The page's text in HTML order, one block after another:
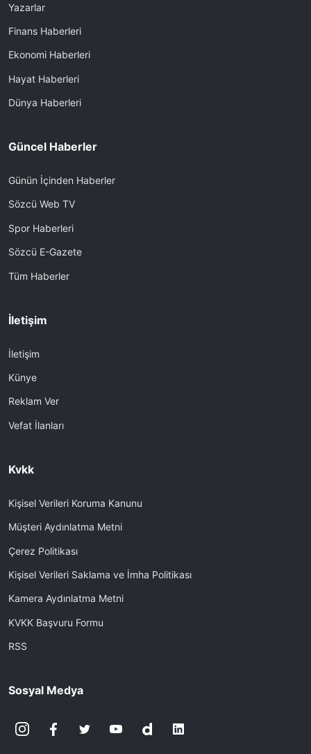
Yazarlar
Finans Haberleri
Ekonomi Haberleri
Hayat Haberleri
Dünya Haberleri
Güncel Haberler
Günün İçinden Haberler
Sözcü Web TV
Spor Haberleri
Sözcü E-Gazete
Tüm Haberler
İletişim
İletişim
Künye
Reklam Ver
Vefat İlanları
Kvkk
Kişisel Verileri Koruma Kanunu
Müşteri Aydınlatma Metni
Çerez Politikası
Kişisel Verileri Saklama ve İmha Politikası
Kamera Aydınlatma Metni
KVKK Başvuru Formu
RSS
Sosyal Medya